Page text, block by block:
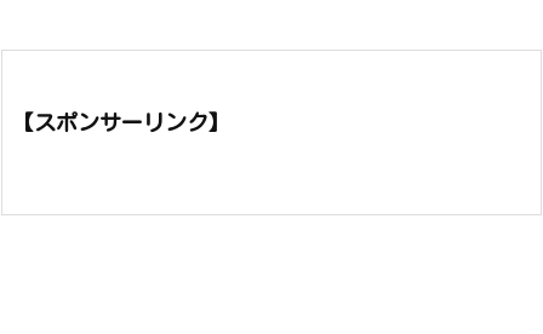
【スポンサーリンク】